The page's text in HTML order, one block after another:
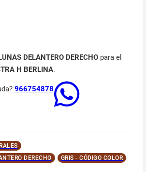
DELANTERO DERECHOpara el
H BERLINA.
966754878
DERECHO
GRIS - CÓDIGO COLOR